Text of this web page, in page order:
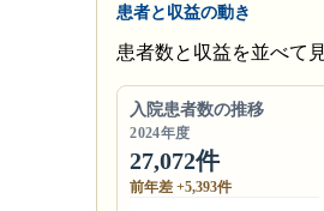
患者と収益の動き
患者数と収益を並べて
入院患者数の推移
2024年度
27,072件
前年差 +5,393件